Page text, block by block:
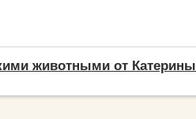
животными от Катерины